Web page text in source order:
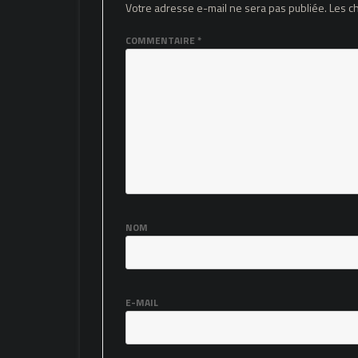
Votre adresse e-mail ne sera pas publiée. Les
COMMENTAIRE *
NOM
E-MAIL